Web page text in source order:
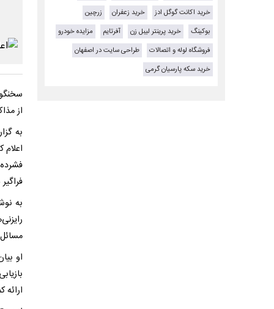
از
به
فراگیر بین ۲ طرف»
به
مسائل
او
خرید اکانت گوگل ادز
خرید زعفران
زرچین
بوکینگ
خرید پرینتر لیبل زن آفرتایم
مزایده خودرو
فروشگاه لوله و اتصالات
طراحی سایت در اصفهان
خرید سکه پارسیان گرمی